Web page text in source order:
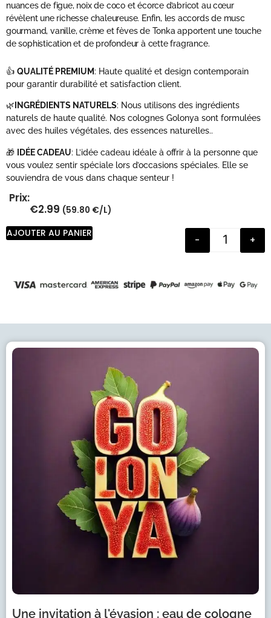
nuances de figue, noix de coco et écorce d’abricot au cœur
révèlent une richesse chaleureuse. Enfin, les accords de musc
gourmand, vanille, crème et fèves de Tonka apportent une touche
de sophistication et de profondeur à cette fragrance.
👍 QUALITÉ PREMIUM: Haute qualité et design contemporain
pour garantir durabilité et satisfaction client.
🌿 INGRÉDIENTS NATURELS: Nous utilisons des ingrédients
naturels de haute qualité. Nos colognes Golonya sont formulées
avec des huiles végétales, des essences naturelles..
🎁 IDÉE CADEAU: L’idée cadeau idéale à offrir à la personne que
vous voulez sentir spéciale lors d’occasions spéciales. Elle se
souviendra de vous dans chaque senteur !
Prix:
€2.99 (59.80 €/L)
- +
AJOUTER AU PANIER
Une invitation à l'évasion : eau de cologne